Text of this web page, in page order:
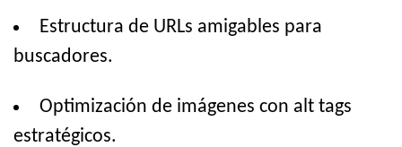
Estructura de URLs amigables para
buscadores.
Optimización de imágenes con alt tags
estratégicos.